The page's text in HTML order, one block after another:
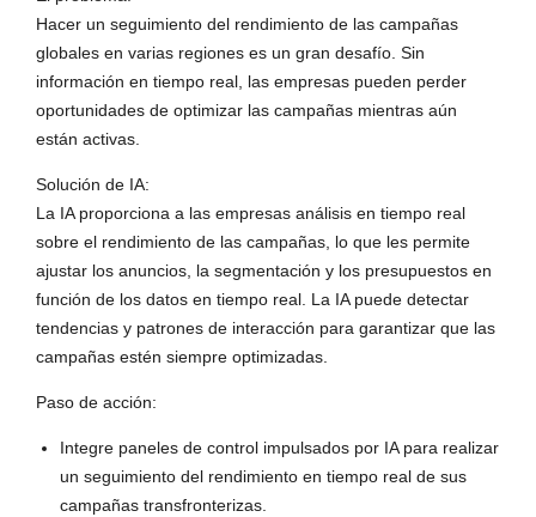
Hacer un seguimiento del rendimiento de las campañas
globales en varias regiones es un gran desafío. Sin
información en tiempo real, las empresas pueden perder
oportunidades de optimizar las campañas mientras aún
están activas.
Solución de IA:
La IA proporciona a las empresas análisis en tiempo real
sobre el rendimiento de las campañas, lo que les permite
ajustar los anuncios, la segmentación y los presupuestos en
función de los datos en tiempo real. La IA puede detectar
tendencias y patrones de interacción para garantizar que las
campañas estén siempre optimizadas.
Paso de acción:
Integre paneles de control impulsados por IA para realizar
un seguimiento del rendimiento en tiempo real de sus
campañas transfronterizas.